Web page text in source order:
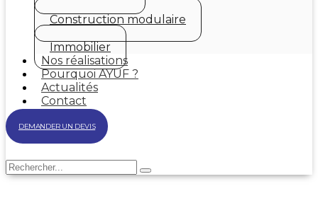
Construction modulaire
Immobilier
Nos réalisations
Pourquoi AYUF ?
Actualités
Contact
DEMANDER UN DEVIS